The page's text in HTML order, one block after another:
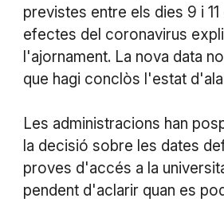
previstes entre els dies 9 i 11
efectes del coronavirus
l'ajornament. La nova data
que hagi conclòs l'estat
Les administracions han
la decisió sobre les dates
proves d'accés a la
pendent d'aclarir quan es